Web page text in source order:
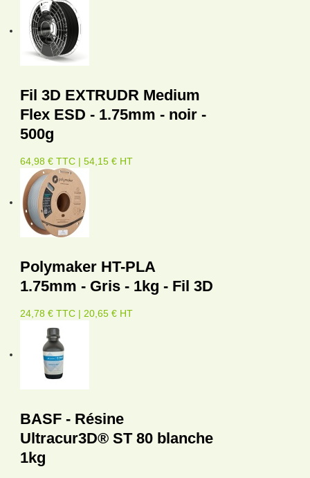
Fil 3D EXTRUDR Medium
Flex ESD - 1.75mm - noir -
500g
64,98 € TTC | 54,15 € HT
Polymaker HT-PLA
1.75mm - Gris - 1kg - Fil 3D
24,78 € TTC | 20,65 € HT
BASF - Résine
Ultracur3D® ST 80 blanche
1kg